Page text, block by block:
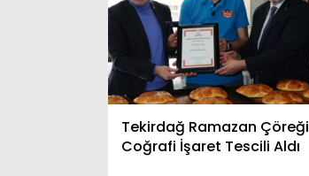
Tekirdağ Ramazan Çöreği
Coğrafi İşaret Tescili Aldı